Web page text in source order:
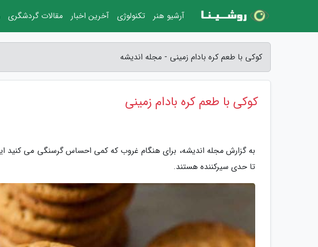
کوکی با طعم کره بادام زمینی - مجله اندیشه
کوکی با طعم کره بادام زمینی
به گزارش مجله اندیشه، برای هنگام غروب که کمی احساس گرسنگی می کنید
تا حدی سیرکننده هستند.
آرشیو هنر تکنولوژی آخرین اخبار مقالات گردشگری